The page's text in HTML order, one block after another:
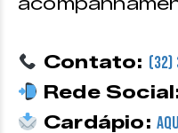
Contato: (32)
Rede
Cardápio: